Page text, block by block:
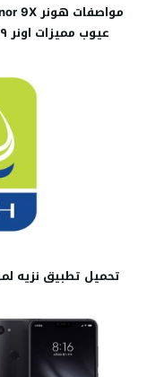
عيوب مميزات اونر ٩ اكس
تحميل تطبيق نزيه